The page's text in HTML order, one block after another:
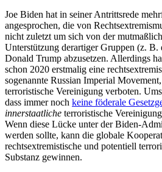
Joe Biden hat in seiner Antritts­rede
angesprochen, die von
nicht zuletzt um sich von der
Unterstützung derartiger Gruppen (z. B.
Donald Trump abzusetzen. Allerdings
schon 2020 erst­malig eine
sogenannte Russian Imperial
terroristische Vereinigung verboten.
dass immer noch keine föderale
innerstaatliche terroristische
Wenn diese Lücke unter der Biden-
werden sollte, kann die globale
rechtsextremistische und potentiell
Substanz gewinnen.